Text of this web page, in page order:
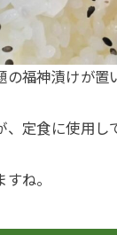
福神漬けが置
定食に使用し
ね。